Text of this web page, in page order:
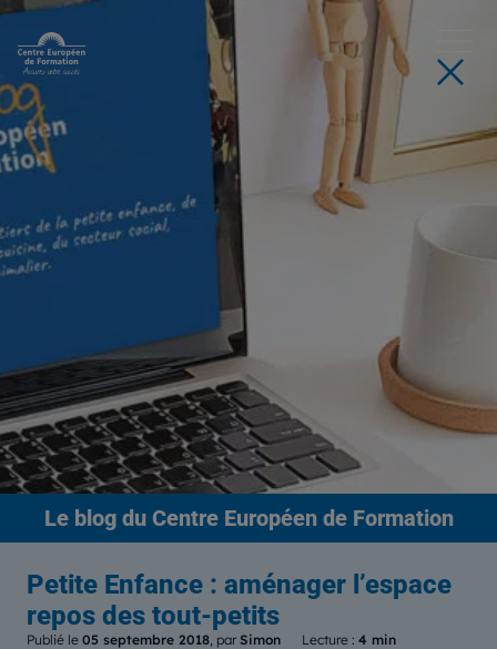
Le blogdu Centre Européen de Formation
Petite Enfance : aménager l’espace
repos des tout-petits
Publié le 05 septembre 2018, par Simon Lecture : 4 min